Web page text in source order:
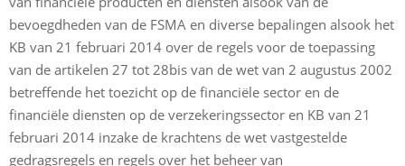
bevoegdheden van de FSMA en diverse bepalingen alsook het
KB van 21 februari 2014 over de regels voor de toepassing
van de artikelen 27 tot 28bis van de wet van 2 augustus 2002
betreffende het toezicht op de financiële sector en de
financiële diensten op de verzekeringssector en KB van 21
februari 2014 inzake de krachtens de wet vastgestelde
gedragsregels en regels over het beheer van